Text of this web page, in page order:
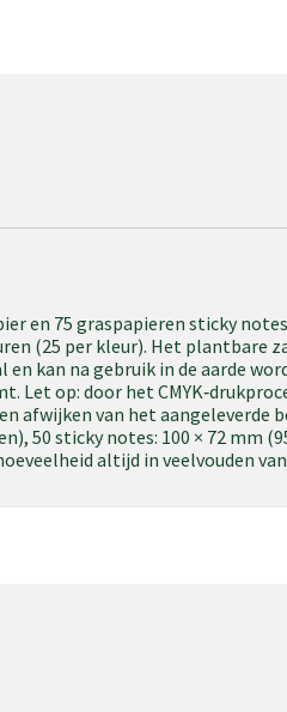
en 75 graspapieren sticky
(25 per kleur). Het plantbare
kan na gebruik in de aarde
Let op: door het
afwijken van het aangeleverde
50 sticky notes: 100 × 72 mm
altijd in veelvouden